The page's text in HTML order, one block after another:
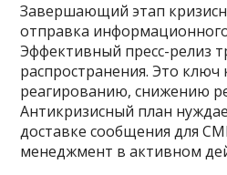
Завершающий этап
отправка
Эффективный пресс-релиз
распространения. Это ключ
реагированию, снижению
Антикризисный план
доставке сообщения для
менеджмент в активном